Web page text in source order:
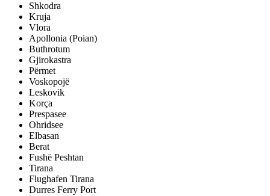
Shkodra
Kruja
Vlora
Apollonia (Poian)
Buthrotum
Gjirokastra
Përmet
Voskopojë
Leskovik
Korça
Prespasee
Ohridsee
Elbasan
Berat
Fushë Peshtan
Tirana
Flughafen Tirana
Durres Ferry Port